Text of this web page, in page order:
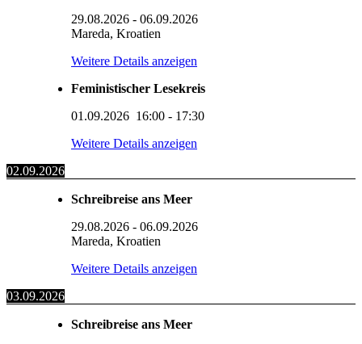
29.08.2026 - 06.09.2026
Mareda, Kroatien
Weitere Details anzeigen
Feministischer Lesekreis
01.09.2026 16:00 - 17:30
Weitere Details anzeigen
02.09.2026
Schreibreise ans Meer
29.08.2026 - 06.09.2026
Mareda, Kroatien
Weitere Details anzeigen
03.09.2026
Schreibreise ans Meer